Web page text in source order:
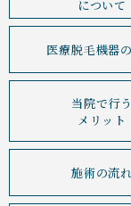
について
医療脱毛機器
当院で行う
メリット
施術の流